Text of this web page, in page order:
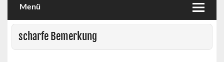
Menü
scharfe Bemerkung